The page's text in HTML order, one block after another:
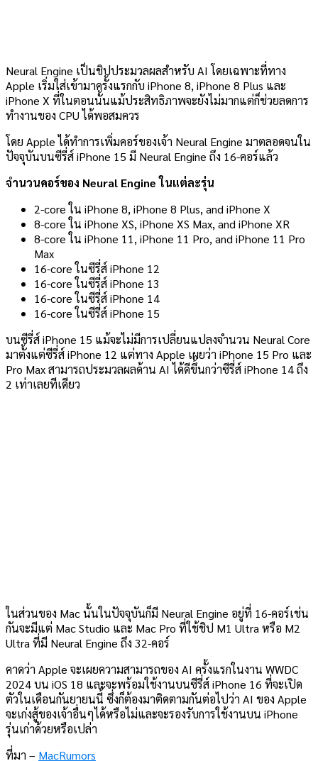
Neural Engine เป็นชิปประมวลผลสำหรับ AI โดยเฉพาะที่ทาง
Apple เริ่มใส่เข้ามาครั้งแรกกับ iPhone 8, iPhone 8 Plus และ
iPhone X ที่ในตอนนั้นแม้ประสิทธิภาพจะยังไม่มากแต่ก็ช่วยลดการ
ทำงานของ CPU ได้พอสมควร
โดย Apple ได้ทำการเพิ่มคอร์ของเจ้า Neural Engine มาตลอดจนใน
ปัจจุบันบนซีรี่ส์ iPhone 15 มี Neural Engine ถึง 16-คอร์แล้ว
จำนวนคอร์ของ Neural Engine ในแต่ละรุ่น
2-core ใน iPhone 8, iPhone 8 Plus, and iPhone X
8-core ใน iPhone XS, iPhone XS Max, and iPhone XR
8-core ใน iPhone 11, iPhone 11 Pro, and iPhone 11 Pro
Max
16-core ในซีรี่ส์ iPhone 12
16-core ในซีรี่ส์ iPhone 13
16-core ในซีรี่ส์ iPhone 14
16-core ในซีรี่ส์ iPhone 15
บนซีรี่ส์ iPhone 15 แม้จะไม่มีการเปลี่ยนแปลงจำนวน Neural Core
มาตั้งแต่ซีรี่ส์ iPhone 12 แต่ทาง Apple เผยว่า iPhone 15 Pro และ
Pro Max สามารถประมวลผลด้าน AI ได้ดีขึ้นกว่าซีรี่ส์ iPhone 14 ถึง
2 เท่าเลยทีเดียว
ในส่วนของ Mac นั้นในปัจจุบันก็มี Neural Engine อยู่ที่ 16-คอร์เช่น
กันจะมีแต่ Mac Studio และ Mac Pro ที่ใช้ชิป M1 Ultra หรือ M2
Ultra ที่มี Neural Engine ถึง 32-คอร์
คาดว่า Apple จะเผยความสามารถของ AI ครั้งแรกในงาน WWDC
2024 บน iOS 18 และจะพร้อมใช้งานบนซีรี่ส์ iPhone 16 ที่จะเปิด
ตัวในเดือนกันยายนนี้ ซึ่งก็ต้องมาติดตามกันต่อไปว่า AI ของ Apple
จะเก่งสู้ของเจ้าอื่นๆได้หรือไม่และจะรองรับการใช้งานบน iPhone
รุ่นเก่าด้วยหรือเปล่า
ที่มา – MacRumors